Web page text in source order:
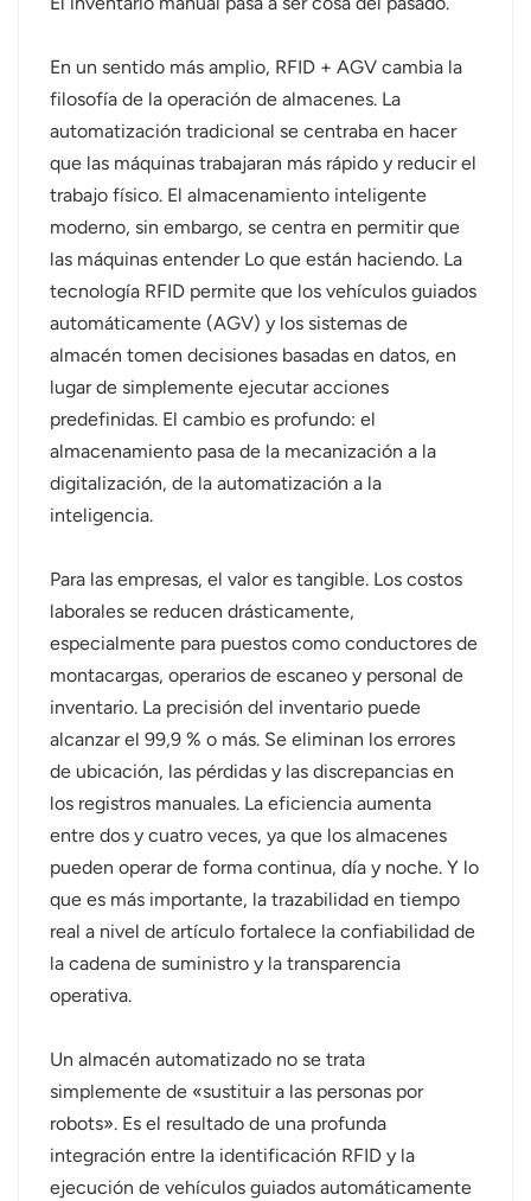
En un sentido más amplio, RFID + AGV cambia la
filosofía de la operación de almacenes. La
automatización tradicional se centraba en hacer
que las máquinas trabajaran más rápido y reducir el
trabajo físico. El almacenamiento inteligente
moderno, sin embargo, se centra en permitir que
las máquinasentenderLo que están haciendo. La
tecnología RFID permite que los vehículos guiados
automáticamente (AGV) y los sistemas de
almacén tomen decisiones basadas en datos, en
lugar de simplemente ejecutar acciones
predefinidas. El cambio es profundo: el
almacenamiento pasa de la mecanización a la
digitalización, de la automatización a la
inteligencia.
Para las empresas, el valor es tangible. Los costos
laborales se reducen drásticamente,
especialmente para puestos como conductores de
montacargas, operarios de escaneo y personal de
inventario. La precisión del inventario puede
alcanzar el 99,9 % o más. Se eliminan los errores
de ubicación, las pérdidas y las discrepancias en
los registros manuales. La eficiencia aumenta
entre dos y cuatro veces, ya que los almacenes
pueden operar de forma continua, día y noche. Y lo
que es más importante, la trazabilidad en tiempo
real a nivel de artículo fortalece la confiabilidad de
la cadena de suministro y la transparencia
operativa.
Un almacén automatizado no se trata
simplemente de «sustituir a las personas por
robots». Es el resultado de una profunda
integración entre la identificación RFID y la
ejecución de vehículos guiados automáticamente